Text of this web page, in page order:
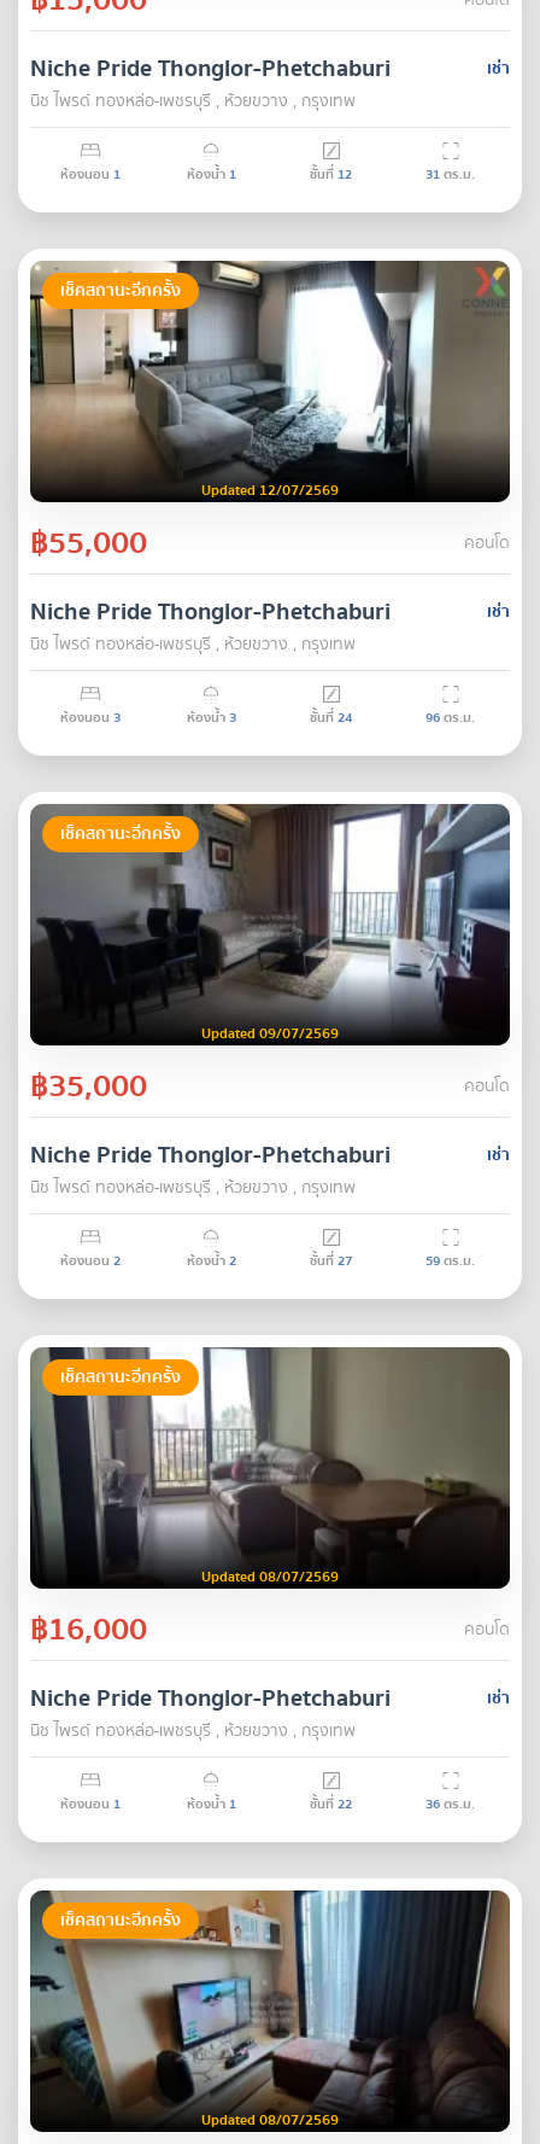
เช่า
Niche Pride Thonglor-Phetchaburi
นิช ไพรด์ ทองหล่อ-เพชรบุรี , ห้วยขวาง , กรุงเทพ
ห้องนอน 1 ห้องน้ำ 1 ชั้นที่ 12 31ตร.ม.
เช็คสถานะอีกครั้ง
Updated 12/07/2569
฿55,000 คอนโด
เช่า
Niche Pride Thonglor-Phetchaburi
นิช ไพรด์ ทองหล่อ-เพชรบุรี , ห้วยขวาง , กรุงเทพ
ห้องนอน 3 ห้องน้ำ3 ชั้นที่24 96ตร.ม.
เช็คสถานะอีกครั้ง
Updated 09/07/2569
฿35,000 คอนโด
เช่า
Niche Pride Thonglor-Phetchaburi
นิช ไพรด์ ทองหล่อ-เพชรบุรี , ห้วยขวาง , กรุงเทพ
ห้องนอน 2 ห้องน้ำ2 ชั้นที่27 59ตร.ม.
เช็คสถานะอีกครั้ง
Updated 08/07/2569
฿16,000 คอนโด
เช่า
Niche Pride Thonglor-Phetchaburi
นิช ไพรด์ ทองหล่อ-เพชรบุรี , ห้วยขวาง , กรุงเทพ
ห้องนอน 1 ห้องน้ำ 1 ชั้นที่22 36ตร.ม.
เช็คสถานะอีกครั้ง
Updated 08/07/2569